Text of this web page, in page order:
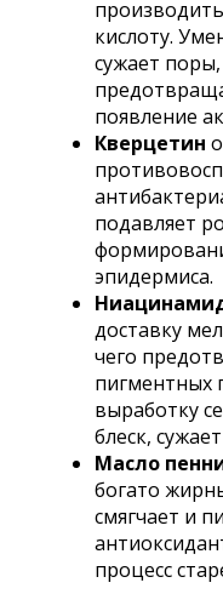
кислоту.
сужает
появление
Кверцетин
подавляет
эпидермиса.
доставку
чего
пигментных
выработку
блеск,
Масло
богато
смягчает и
процесс